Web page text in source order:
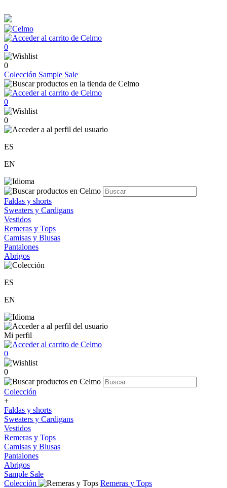
0
0
Colección Sample Sale
0
0
ES
EN
Faldas y shorts
Sweaters y Cardigans
Vestidos
Remeras y Tops
Camisas y Blusas
Pantalones
Abrigos
ES
EN
Mi perfil
0
0
Colección
+
Faldas y shorts
Sweaters y Cardigans
Vestidos
Remeras y Tops
Camisas y Blusas
Pantalones
Abrigos
Sample Sale
Colección
Remeras y Tops